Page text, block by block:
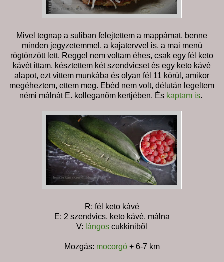
Mivel tegnap a suliban felejtettem a mappámat, benne
minden jegyzetemmel, a kajatervvel is, a mai menü
rögtönzött lett. Reggel nem voltam éhes, csak egy fél keto
kávét ittam, késztettem két szendvicset és egy keto kávé
alapot, ezt vittem munkába és olyan fél 11 körül, amikor
megéheztem, ettem meg. Ebéd nem volt, délután legeltem
némi málnát E. kolleganőm kertjében. És kaptam is.
R: fél keto kávé
E: 2 szendvics, keto kávé, málna
V: lángos cukkiniből
Mozgás: mocorgó+ 6-7 km